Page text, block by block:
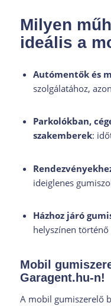
Milyen
ideális a
Autómentők és
szolgálatához,
Parkolókban,
szakemberek:
ideiglenes
Házhoz járó
helyszínen történő
Mobil
Garagent.hu-n!
A mobil gumiszerelő